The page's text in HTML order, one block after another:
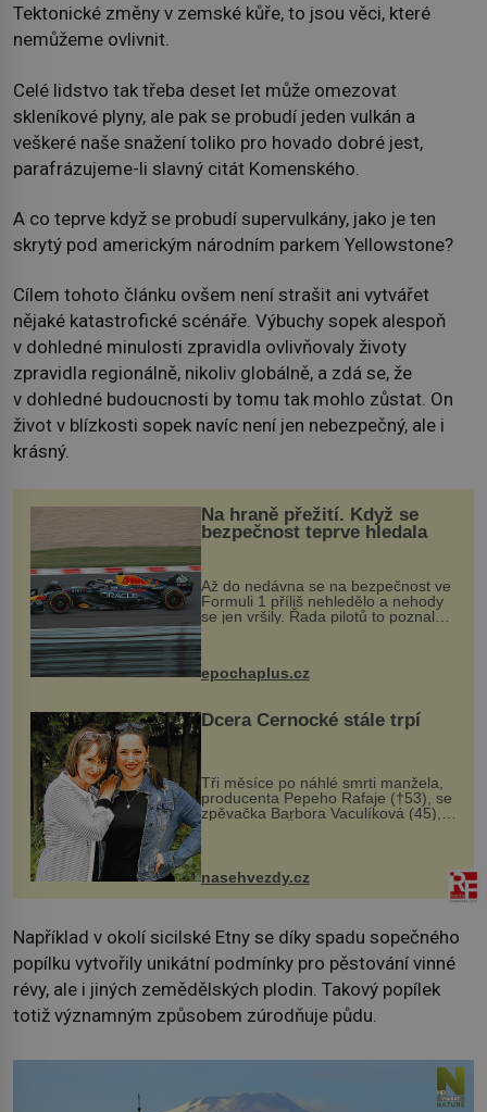
Tektonické změny v zemské kůře, to jsou věci, které
nemůžeme ovlivnit.
Celé lidstvo tak třeba deset let může omezovat
skleníkové plyny, ale pak se probudí jeden vulkán a
veškeré naše snažení toliko pro hovado dobré jest,
parafrázujeme-li slavný citát Komenského.
A co teprve když se probudí supervulkány, jako je ten
skrytý pod americkým národním parkem Yellowstone?
Cílem tohoto článku ovšem není strašit ani vytvářet
nějaké katastrofické scénáře. Výbuchy sopek alespoň
v dohledné minulosti zpravidla ovlivňovaly životy
zpravidla regionálně, nikoliv globálně, a zdá se, že
v dohledné budoucnosti by tomu tak mohlo zůstat. On
život v blízkosti sopek navíc není jen nebezpečný, ale i
krásný.
Na hraně přežití. Když se
bezpečnost teprve hledala
Až do nedávna se na bezpečnost ve
Formuli 1 příliš nehledělo a nehody
se jen vršily. Řada pilotů to poznala
na vlastní kůži, často s trvalými
následky nebo bohužel i ztrátou
života. Dnes nepochopiteln...
epochaplus.cz
Dcera Černocké stále trpí
Tři měsíce po náhlé smrti manžela,
producenta Pepeho Rafaje (†53), se
zpěvačka Barbora Vaculíková (45),
dcera Petry Černocké (75), poprvé
ozvala veřejnosti. Na sociální síti
sdílela, že se snaží fung...
nasehvezdy.cz
Například v okolí sicilské Etny se díky spadu sopečného
popílku vytvořily unikátní podmínky pro pěstování vinné
révy, ale i jiných zemědělských plodin. Takový popílek
totiž významným způsobem zúrodňuje půdu.